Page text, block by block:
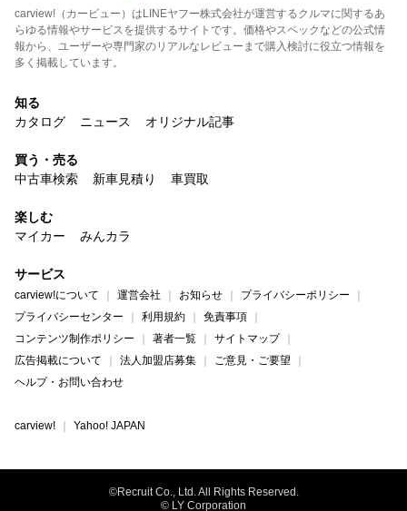
carview!（カービュー）はLINEヤフー株式会社が運営するクルマに関するあ
らゆる情報やサービスを提供するサイトです。価格やスペックなどの公式情
報から、ユーザーや専門家のリアルなレビューまで購入検討に役立つ情報を
多く掲載しています。
知る
カタログ
ニュース オリジナル記事
買う・売る
中古車検索
新車見積り 車買取
楽しむ
マイカー
みんカラ
サービス
carview!について 運営会社 お知らせ
プライバシーポリシー
プライバシーセンター
利用規約
免責事項
コンテンツ制作ポリシー
著者一覧
サイトマップ
広告掲載について
法人加盟店募集
ご意見・ご要望
ヘルプ・お問い合わせ
carview! Yahoo! JAPAN
©Recruit Co., Ltd. All Rights Reserved.
© LY Corporation